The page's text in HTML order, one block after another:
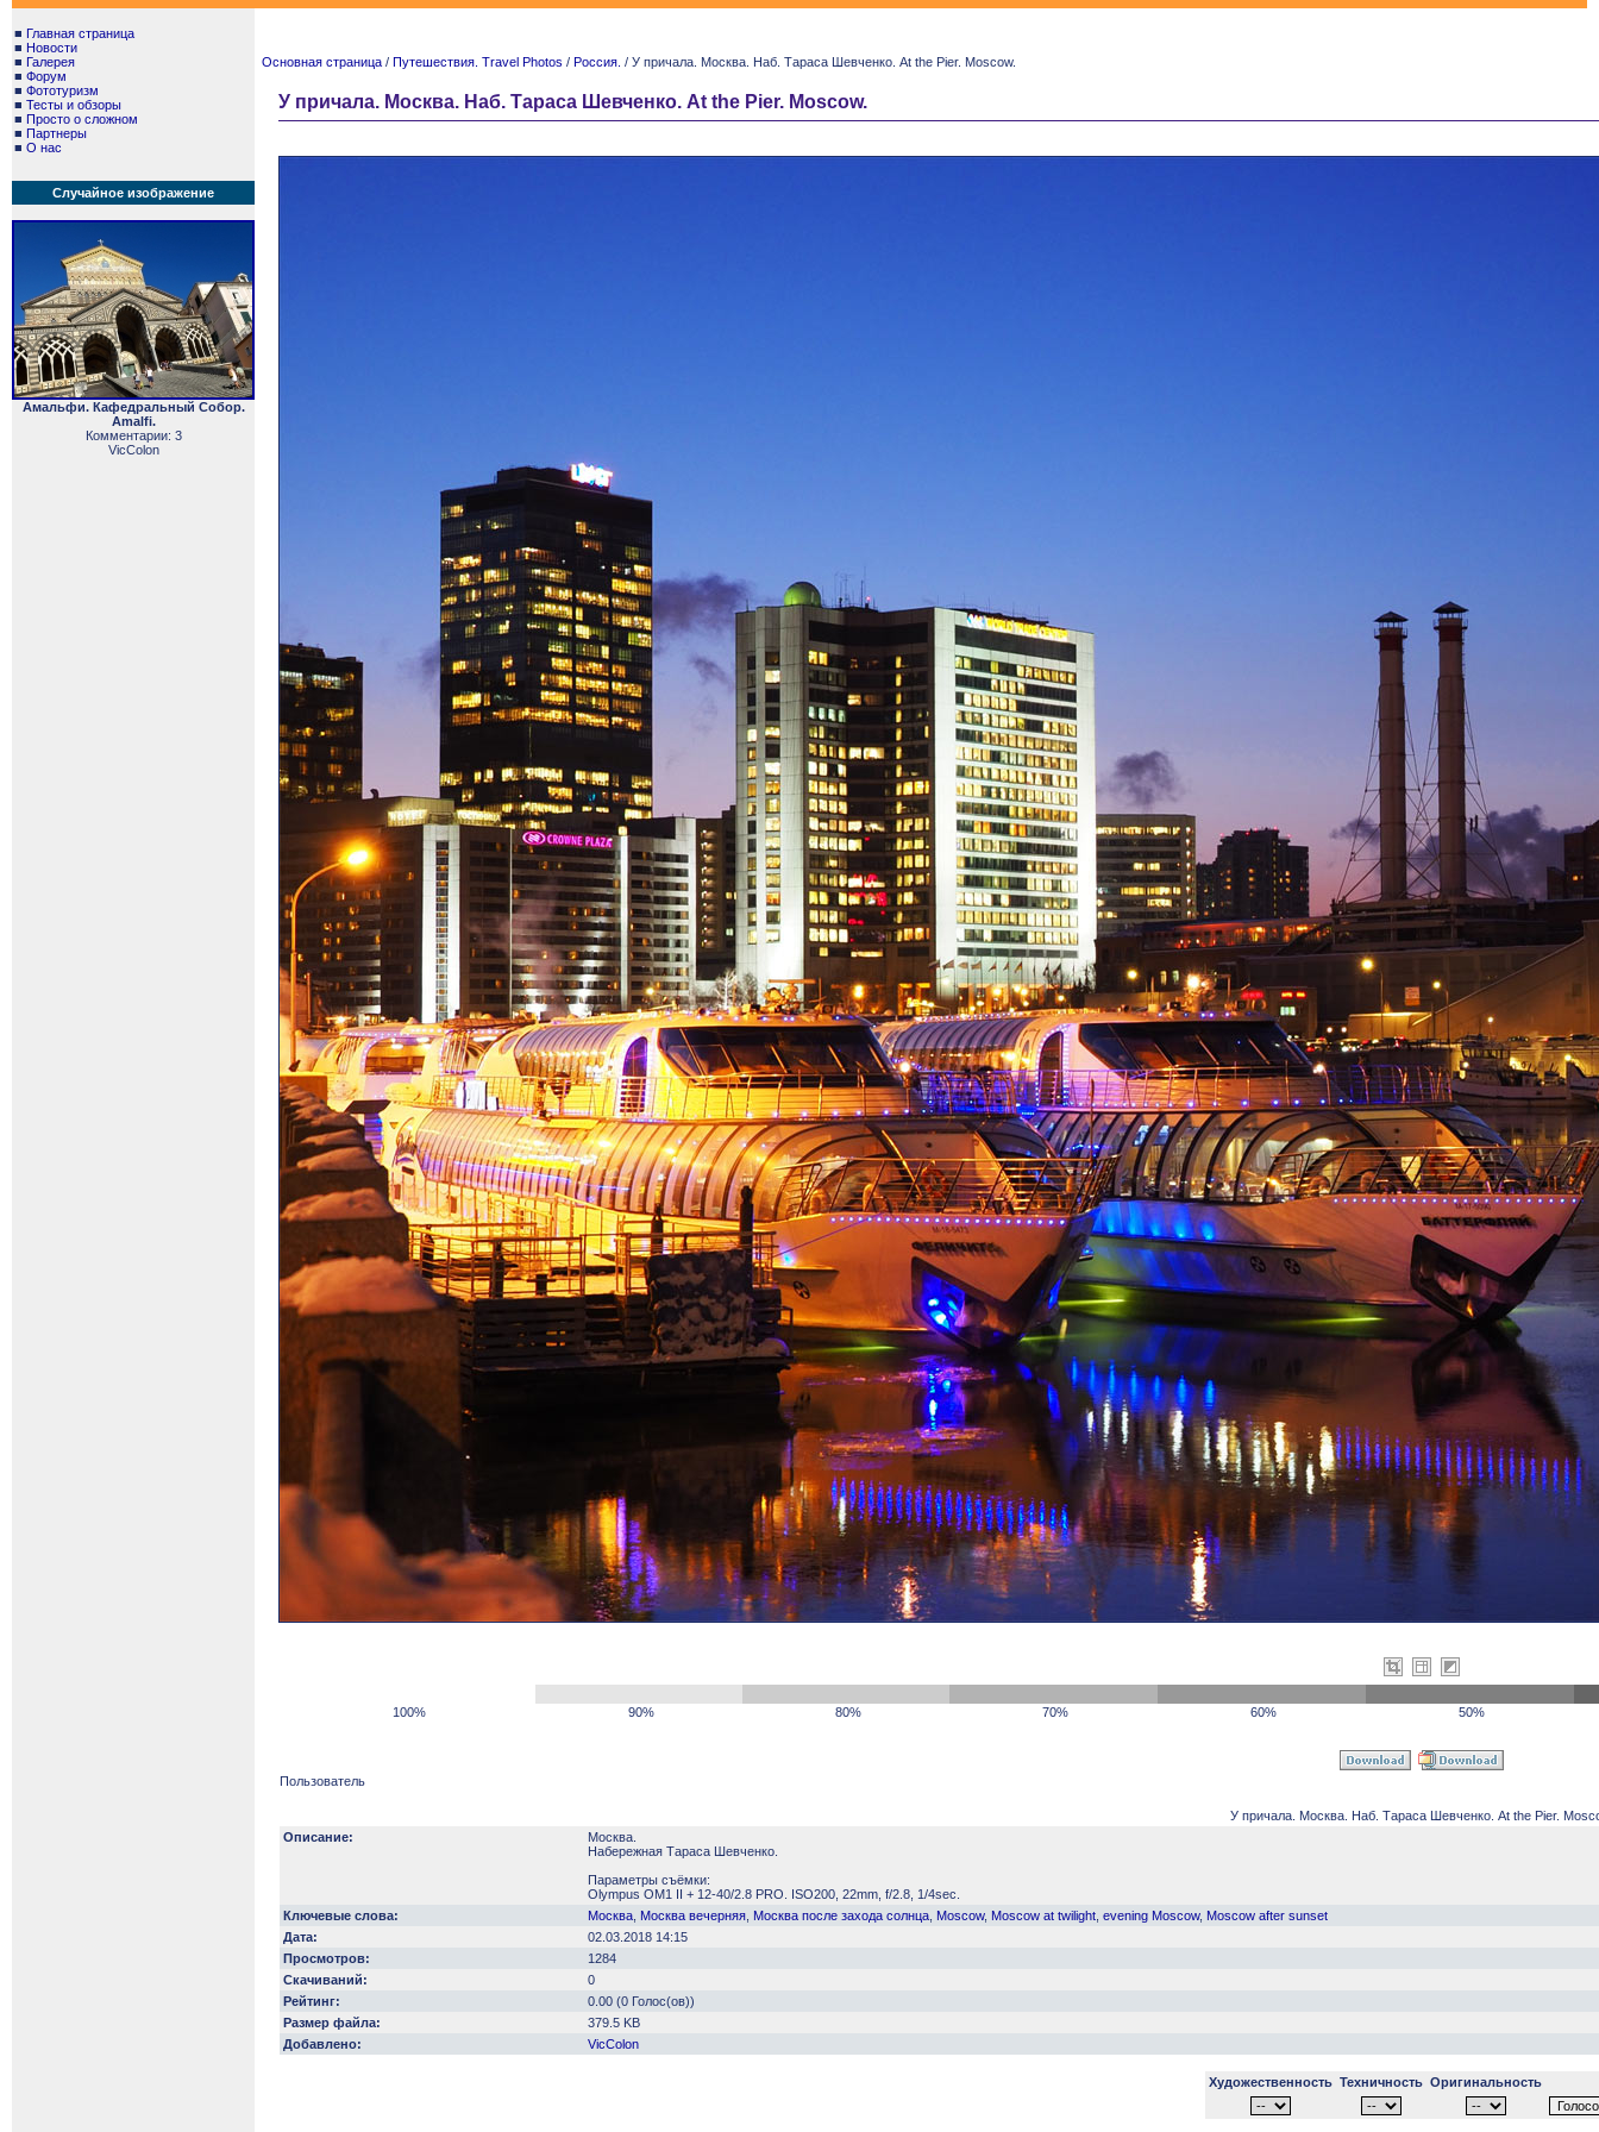
■ Главная страница
■ Новости
■ Галерея
■ Форум
■ Фототуризм
■ Тесты и обзоры
■ Просто о сложном
■ Партнеры
■ О нас
Случайное изображение
Амальфи. Кафедральный Собор.
Amalfi.
Комментарии: 3
VicColon
Основная страница / Путешествия. Travel Photos / Россия. / У причала. Москва. Наб. Тараса Шевченко. At the Pier. Moscow.
У причала. Москва. Наб. Тараса Шевченко. At the Pier. Moscow.
100% 90% 80% 70% 60% 50%
Пользователь
У причала. Москва. Наб. Тараса Шевченко. At the Pier.
Описание:
Москва.
Набережная Тараса Шевченко.
Параметры съёмки:
Olympus OM1 II + 12-40/2.8 PRO. ISO200, 22mm, f/2.8, 1/4sec.
Ключевые слова:
Москва Москва вечерняя Москва после захода солнца Moscow, Moscow at twilight evening Moscow, Moscow after sunset
Дата:
02.03.2018 14:15
Просмотров:
1284
Скачиваний:
0
Рейтинг:
0.00 (0 Голос(ов))
Размер файла:
379.5 KB
Добавлено:
VicColon
Художественность Техничность Оригинальность